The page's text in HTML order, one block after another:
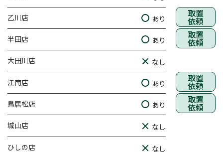
乙川店 あり 取置
依頼
半田店 あり 取置
依頼
大田川店 なし
江南店 あり 取置
依頼
鳥居松店 あり 取置
依頼
城山店 なし
ひしの店 なし